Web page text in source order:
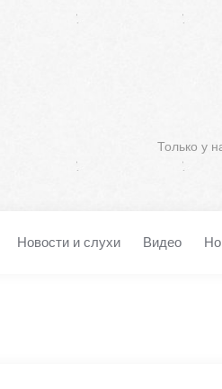
Только у
Новости и слухи Видео